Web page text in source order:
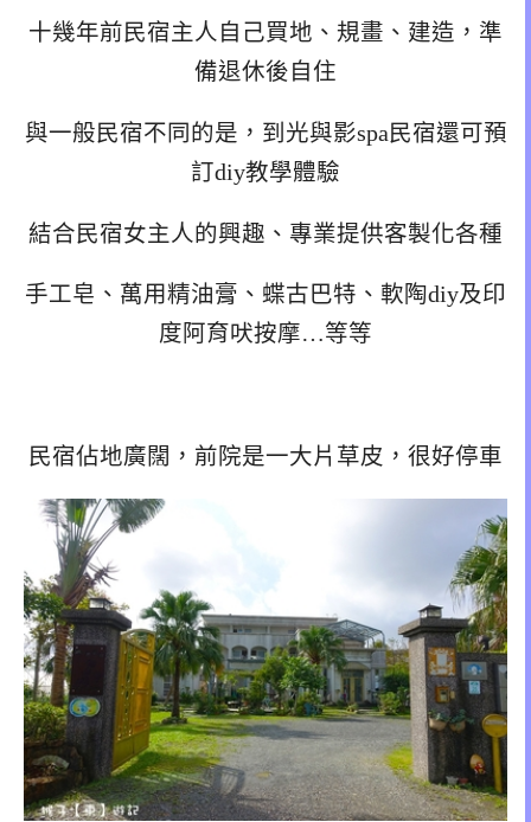
十幾年前民宿主人自己買地、規畫、建造，準
備退休後自住
與一般民宿不同的是，到光與影spa民宿還可預
訂diy教學體驗
結合民宿女主人的興趣、專業提供客製化各種
手工皂、萬用精油膏、蝶古巴特、軟陶diy及印
度阿育吠按摩…等等
民宿佔地廣闊，前院是一大片草皮，很好停車